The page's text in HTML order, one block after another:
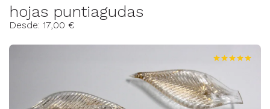
hojas puntiagudas
Desde: 17,00 €